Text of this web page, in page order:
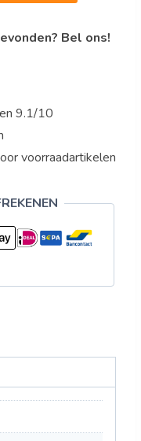
Bel ons!
9.1/10
voorraadartikelen